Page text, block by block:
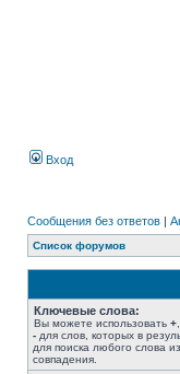
Вход
Сообщения без ответов |
Список форумов
Ключевые слова:
Вы можете использовать +
- для слов, которых в
для поиска любого слова
совпадения.